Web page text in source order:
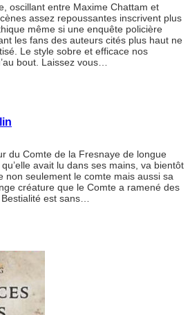
oscillant entre Maxime Chattam et
assez repoussantes inscrivent plus
même si une enquête policière
les fans des auteurs cités plus haut ne
Le style sobre et efficace nos
bout. Laissez vous…
du Comte de la Fresnaye de longue
avait lu dans ses mains, va bientôt
non seulement le comte mais aussi sa
créature que le Comte a ramené des
est sans…